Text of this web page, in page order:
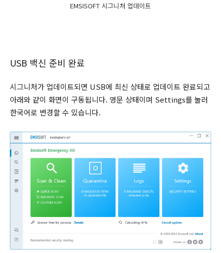
EMSISOFT 시그니처 업데이트
USB 백신 준비 완료
시그니처가 업데이트되면 USB에 최신 상태로 업데이트 완료되고
아래와 같이 화면이 구동됩니다. 영문 상태이며 Settings를 눌러
한국어로 변경할 수 있습니다.